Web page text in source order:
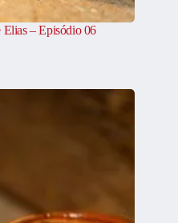
– Episódio 06